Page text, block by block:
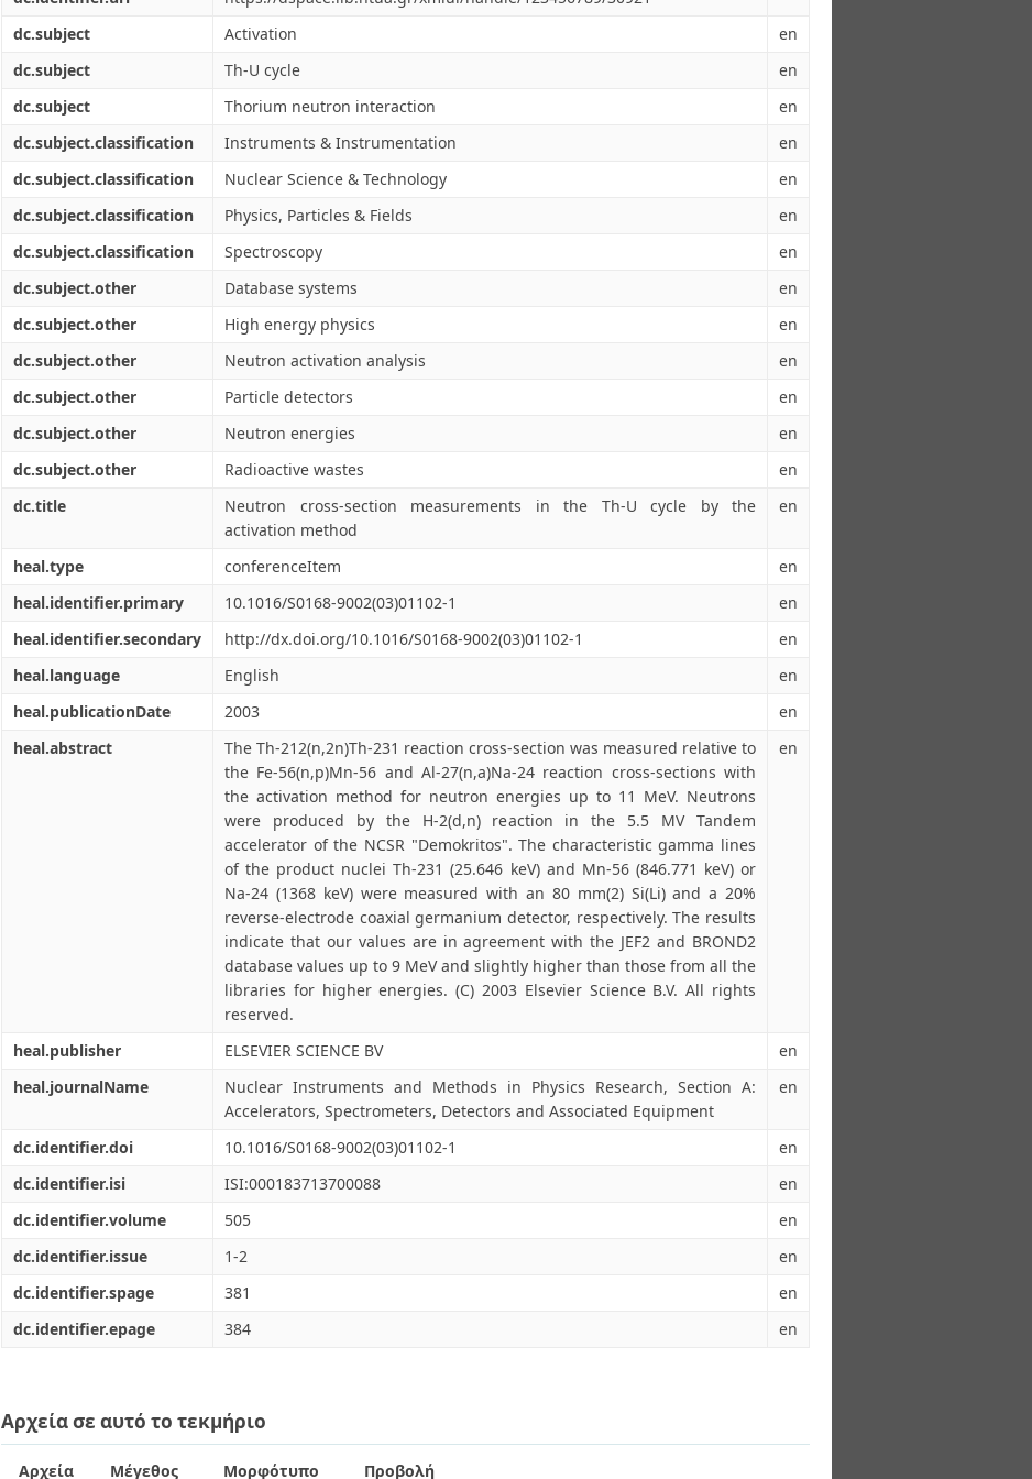
dc.subject
Activation
en
dc.subject
Th-U cycle
en
dc.subject
Thorium neutron interaction
en
dc.subject.classification
Instruments & Instrumentation
en
dc.subject.classification
Nuclear Science & Technology
en
dc.subject.classification
Physics, Particles & Fields
en
dc.subject.classification
Spectroscopy
en
dc.subject.other
Database systems
en
dc.subject.other
High energy physics
en
dc.subject.other
Neutron activation analysis
en
dc.subject.other
Particle detectors
en
dc.subject.other
Neutron energies
en
dc.subject.other
Radioactive wastes
en
dc.title
Neutron cross-section measurements in the Th-U cycle by the
activation method
en
heal.type conferenceItem
en
heal.identifier.primary
10.1016/S0168-9002(03)01102-1
en
heal.identifier.secondary
http://dx.doi.org/10.1016/S0168-9002(03)01102-1
en
heal.language
English
en
heal.publicationDate
2003
en
heal.abstract
The Th-212(n,2n)Th-231 reaction cross-section was measured relative to
the Fe-56(n,p)Mn-56 and Al-27(n,a)Na-24 reaction cross-sections with
the activation method for neutron energies up to 11 MeV. Neutrons
were produced by the H-2(d,n) reaction in the 5.5 MV Tandem
accelerator of the NCSR "Demokritos". The characteristic gamma lines
of the product nuclei Th-231 (25.646 keV) and Mn-56 (846.771 keV) or
Na-24 (1368 keV) were measured with an 80 mm(2) Si(Li) and a 20%
reverse-electrode coaxial germanium detector, respectively. The results
indicate that our values are in agreement with the JEF2 and BROND2
database values up to 9 MeV and slightly higher than those from all the
libraries for higher energies. (C) 2003 Elsevier Science B.V. All rights
reserved.
en
heal.publisher ELSEVIER SCIENCE BV
en
heal.journalName
Nuclear Instruments and Methods in Physics Research, Section A:
Accelerators, Spectrometers, Detectors and Associated Equipment
en
dc.identifier.doi 10.1016/S0168-9002(03)01102-1
en
dc.identifier.isi
ISI:000183713700088
en
dc.identifier.volume
505
en
dc.identifier.issue
1-2
en
dc.identifier.spage
381
en
dc.identifier.epage
384 en
Αρχεία σε αυτό το τεκμήριο
Αρχεία Μέγεθος Μορφότυπο Προβολή